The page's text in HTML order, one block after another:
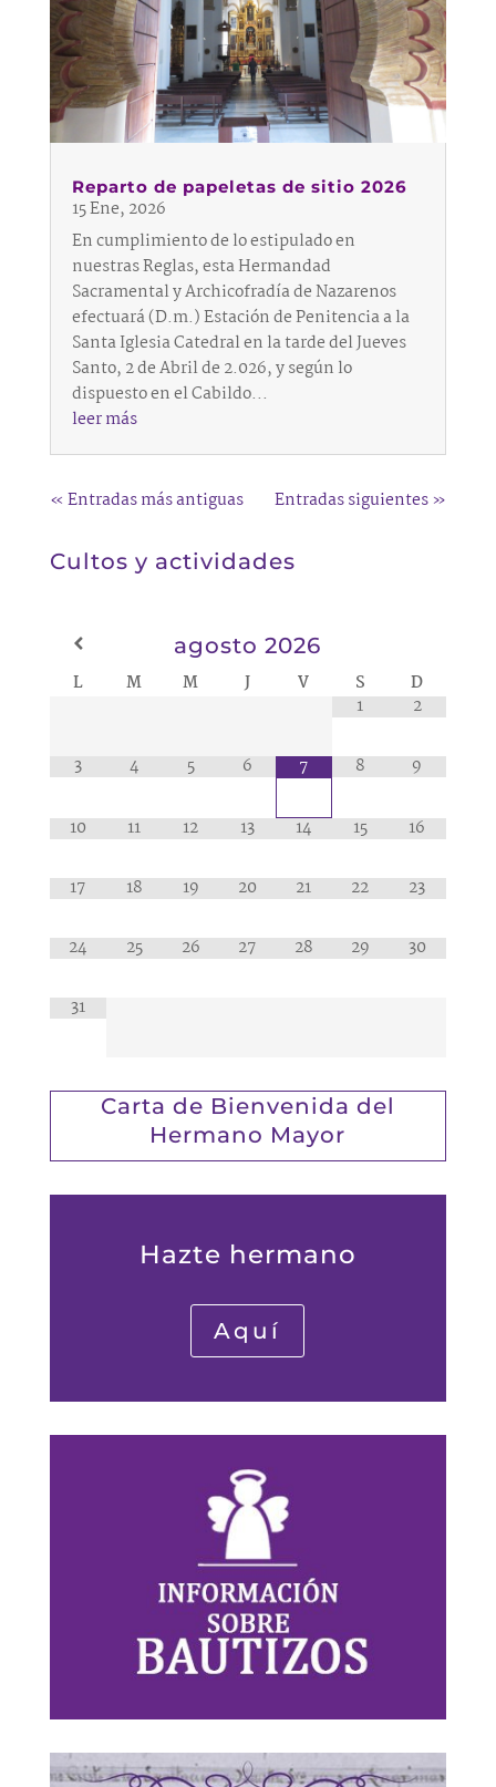
Reparto de papeletas de sitio 2026
15 Ene, 2026
En cumplimiento de lo estipulado en
nuestras Reglas, esta Hermandad
Sacramental y Archicofradía de Nazarenos
efectuará (D.m.) Estación de Penitencia a la
Santa Iglesia Catedral en la tarde del Jueves
Santo, 2 de Abril de 2.026, y según lo
dispuesto en el Cabildo...
leer más
« Entradas más antiguas Entradas siguientes »
Cultos y actividades
agosto 2026
L
M M J V S
D
1
2
3 4 5 6 7 8 9
10 11 12 13 14 15 16
17 18 19 20 21 22 23
24 25 26 27 28 29 30
31
Carta de Bienvenida del
Hermano Mayor
Hazte hermano
Aquí